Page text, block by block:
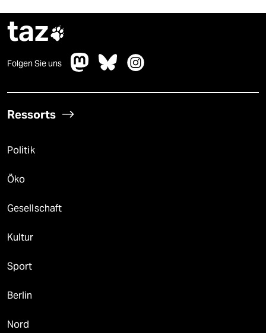
taz
Folgen Sie uns
Ressorts
Politik
Öko
Gesellschaft
Kultur
Sport
Berlin
Nord